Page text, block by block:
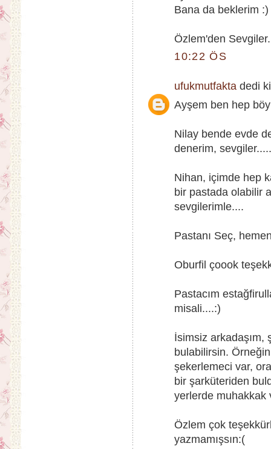
Bana da beklerim :)
Özlem'den
10:22 ÖS
ufukmutfakta dedi
Ayşem ben hep
Nilay bende evde
denerim,
Nihan, içimde hep
bir pastada olabilir
sevgilerimle....
Pastanı Seç,
Oburfil çoook
Pastacım
misali....:)
İsimsiz arkadaşım,
bulabilirsin.
şekerlemeci var,
bir şarküteriden
yerlerde muhakkak
Özlem çok
yazmamışsın:(